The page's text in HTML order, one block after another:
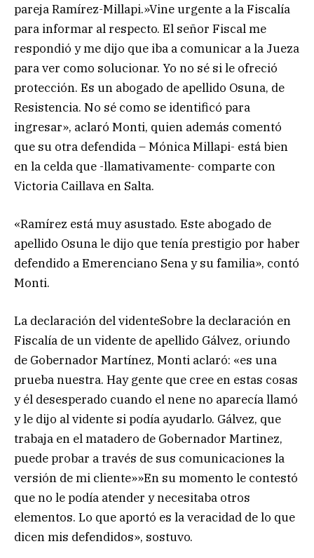
pareja Ramírez-Millapi.»Vine urgente a la Fiscalía
para informar al respecto. El señor Fiscal me
respondió y me dijo que iba a comunicar a la Jueza
para ver como solucionar. Yo no sé si le ofreció
protección. Es un abogado de apellido Osuna, de
Resistencia. No sé como se identificó para
ingresar», aclaró Monti, quien además comentó
que su otra defendida – Mónica Millapi- está bien
en la celda que -llamativamente- comparte con
Victoria Caillava en Salta.
«Ramírez está muy asustado. Este abogado de
apellido Osuna le dijo que tenía prestigio por haber
defendido a Emerenciano Sena y su familia», contó
Monti.
La declaración del videnteSobre la declaración en
Fiscalía de un vidente de apellido Gálvez, oriundo
de Gobernador Martínez, Monti aclaró: «es una
prueba nuestra. Hay gente que cree en estas cosas
y él desesperado cuando el nene no aparecía llamó
y le dijo al vidente si podía ayudarlo. Gálvez, que
trabaja en el matadero de Gobernador Martinez,
puede probar a través de sus comunicaciones la
versión de mi cliente»»En su momento le contestó
que no le podía atender y necesitaba otros
elementos. Lo que aportó es la veracidad de lo que
dicen mis defendidos», sostuvo.